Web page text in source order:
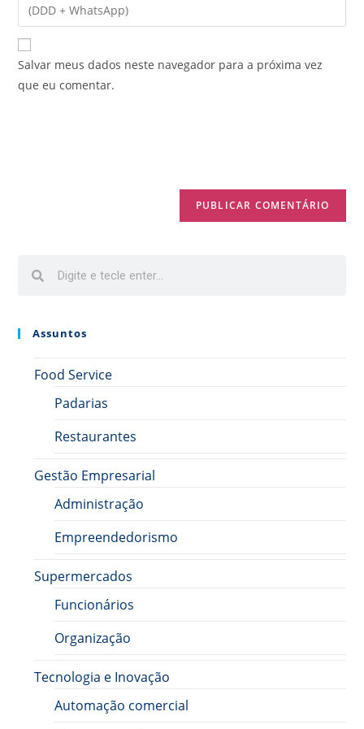
Salvar meus dados neste navegador para a próxima vez
que eu comentar.
Assuntos
Food Service
Padarias
Restaurantes
Gestão Empresarial
Administração
Empreendedorismo
Supermercados
Funcionários
Organização
Tecnologia e Inovação
Automação comercial